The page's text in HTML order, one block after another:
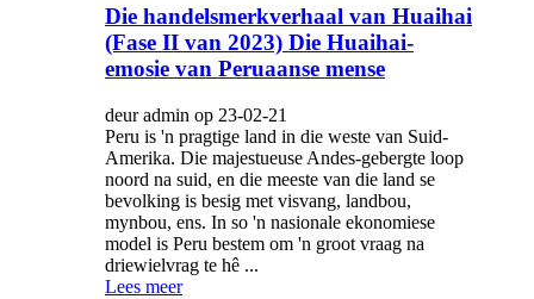
Die handelsmerkverhaal van Huaihai
(Fase II van 2023) Die Huaihai-
emosie van Peruaanse mense
deur admin op 23-02-21
Peru is 'n pragtige land in die weste van Suid-
Amerika. Die majestueuse Andes-gebergte loop
noord na suid, en die meeste van die land se
bevolking is besig met visvang, landbou,
mynbou, ens. In so 'n nasionale ekonomiese
model is Peru bestem om 'n groot vraag na
driewielvrag te hê ...
Lees meer